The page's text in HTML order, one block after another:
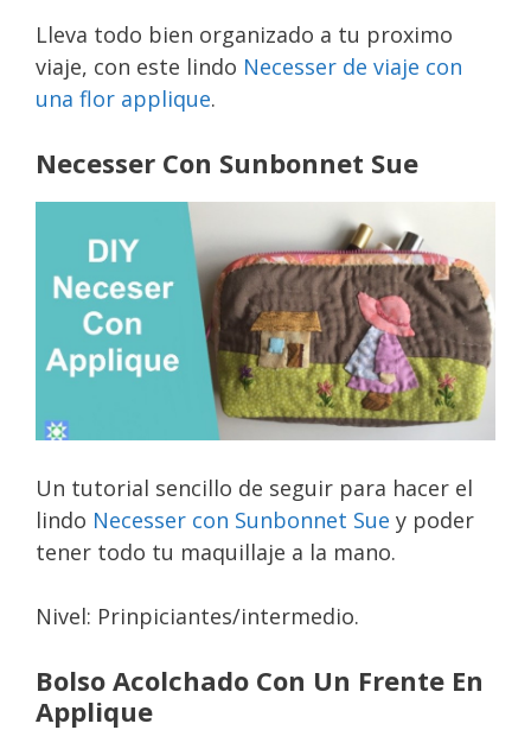
Lleva todo bien organizado a tu proximo
viaje, con este lindo Necesser de viaje con
una flor applique.
Necesser Con Sunbonnet Sue
Un tutorial sencillo de seguir para hacer el
lindo Necesser con Sunbonnet Sue y poder
tener todo tu maquillaje a la mano.
Nivel: Prinpiciantes/intermedio.
Bolso Acolchado Con Un Frente En
Applique